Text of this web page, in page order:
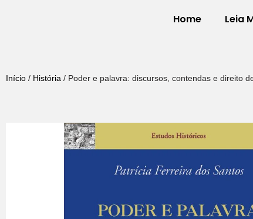
conteúdo
Home Leia
Início / História / Poder e palavra: discursos, contendas e direito